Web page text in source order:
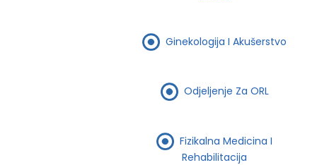
Ginekologija I Akušerstvo
Odjeljenje Za ORL
Fizikalna Medicina I
Rehabilitacija